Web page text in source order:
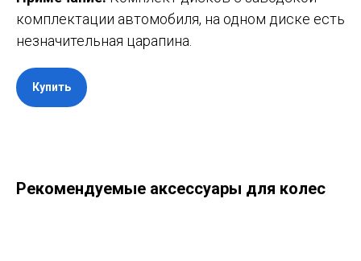
комплектации автомобиля, на одном диске есть
незначительная царапина.
Купить
Рекомендуемые аксессуары для колес